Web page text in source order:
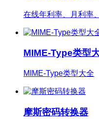
在线年利率、月利率
MIME-Type类型
MIME-Type类型大全
摩斯密码转换器